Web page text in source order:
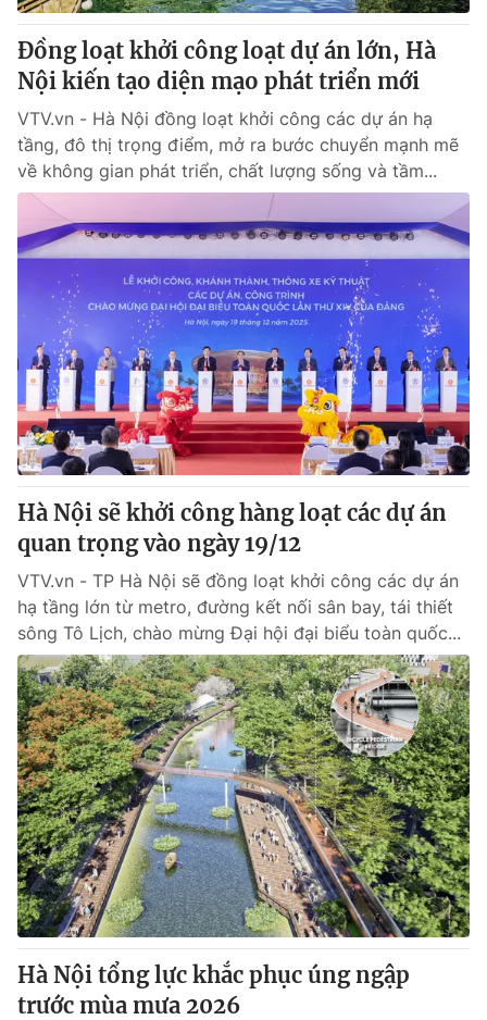
Đồng loạt khởi công loạt dự án lớn, Hà
Nội kiến tạo diện mạo phát triển mới
VTV.vn - Hà Nội đồng loạt khởi công các dự án hạ
tầng, đô thị trọng điểm, mở ra bước chuyển mạnh mẽ
về không gian phát triển, chất lượng sống và tầm...
Hà Nội sẽ khởi công hàng loạt các dự án
quan trọng vào ngày 19/12
VTV.vn - TP Hà Nội sẽ đồng loạt khởi công các dự án
hạ tầng lớn từ metro, đường kết nối sân bay, tái thiết
sông Tô Lịch, chào mừng Đại hội đại biểu toàn quốc...
Hà Nội tổng lực khắc phục úng ngập
trước mùa mưa 2026